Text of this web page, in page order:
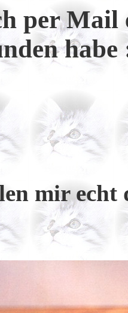
per Mail
habe
mir